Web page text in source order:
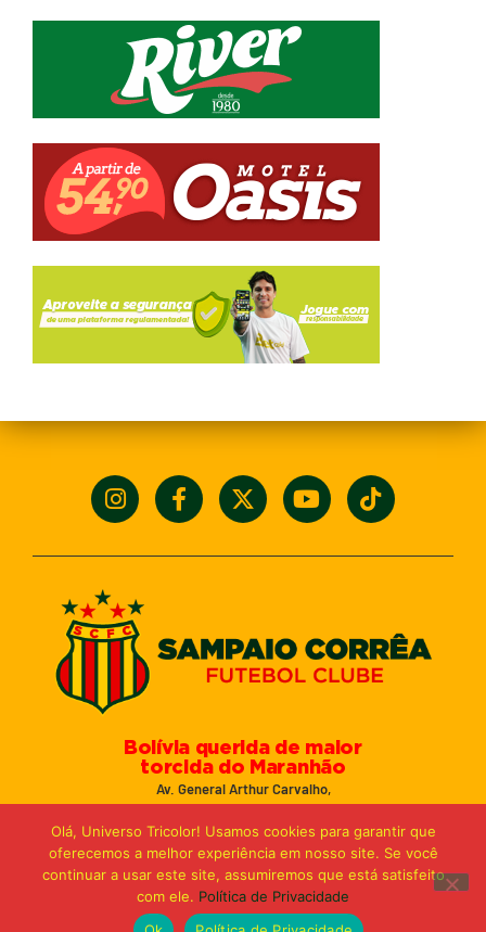
Bolívia querida de maior
torcida do Maranhão
Av. General Arthur Carvalho,
Email: marketing@sampaiocorreafc.com.br
© 2021 • Sampaio Corrêa Futebol Clube
Web Design: MP Marketing, Promo e Digital
Olá, Universo Tricolor! Usamos cookies para garantir que
oferecemos a melhor experiência em nosso site. Se você
continuar a usar este site, assumiremos que está satisfeito
com ele. Política de Privacidade